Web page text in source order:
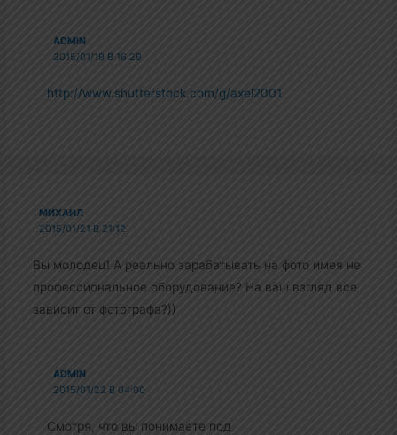
ADMIN
2015/01/19 В 16:29
http://www.shutterstock.com/g/axel2001
МИХАИЛ
2015/01/21 В 21:12
Вы молодец! А реально зарабатывать на фото имея не
профессиональное оборудование? На ваш взгляд все
зависит от фотографа?))
ADMIN
2015/01/22 В 04:00
Смотря, что вы понимаете под